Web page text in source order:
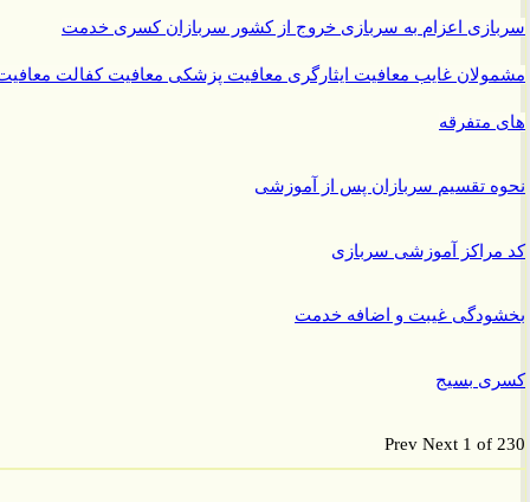
اعزام به سربازیخروج از کشور سربازانکسری خدمت
غایبمعافیت ایثارگریمعافیت پزشکیمعافیت کفالتمعافیت
متفرقه
تقسیم سربازان پس از آموزشی
آموزشی سربازی
غیبت و اضافه خدمت
بسیج
PrevNext 1 of